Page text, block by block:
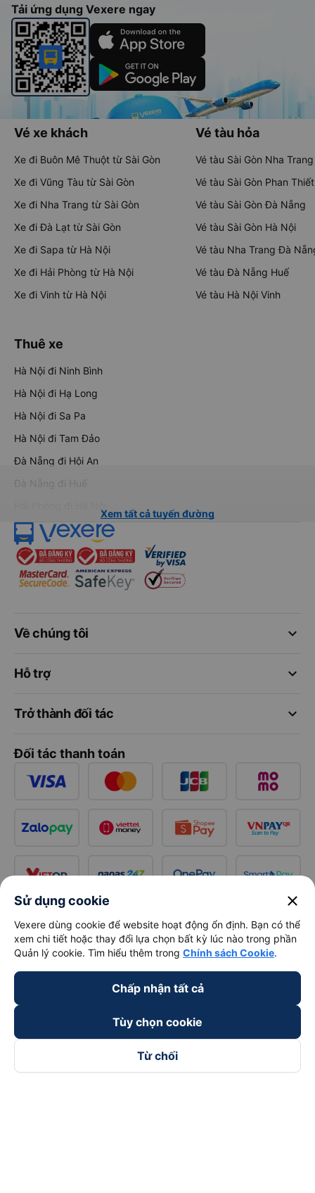
Tải ứng dụng Vexere ngay
Vé xe khách
Xe đi Buôn Mê Thuột từ Sài Gòn
Xe đi Vũng Tàu từ Sài Gòn
Xe đi Nha Trang từ Sài Gòn
Xe đi Đà Lạt từ Sài Gòn
Xe đi Sapa từ Hà Nội
Xe đi Hải Phòng từ Hà Nội
Xe đi Vinh từ Hà Nội
Vé tàu hỏa
Vé tàu Sài Gòn Nha Trang
Vé tàu Sài Gòn Phan Thiết
Vé tàu Sài Gòn Đà Nẵng
Vé tàu Sài Gòn Hà Nội
Vé tàu Nha Trang Đà
Vé tàu Đà Nẵng Huế
Vé tàu Hà Nội Vinh
Thuê xe
Hà Nội đi Ninh Bình
Hà Nội đi Hạ Long
Hà Nội đi Sa Pa
Hà Nội đi Tam Đảo
Đà Nẵng đi Hội An
Đà Nẵng đi Huế
Xem tất cả tuyến đường
keyboard_arrow_down
Về chúng tôi
keyboard_arrow_down
Hỗ trợ
keyboard_arrow_down
Trở thành đối tác
Đối tác thanh toán
Theo dõi chúng tôi trên
Sử dụng cookie close
Vexere dùng cookie để website hoạt động ổn định. Bạn có thể
xem chi tiết hoặc thay đổi lựa chọn bất kỳ lúc nào trong phần
Quản lý cookie. Tìm hiểu thêm trong Chính sách Cookie.
Chấp nhận tất cả
Tùy chọn cookie
Từ chối